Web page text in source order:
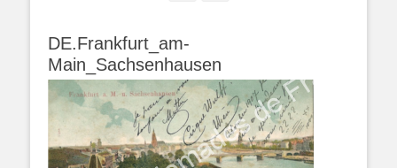
DE.Frankfurt_am-
Main_Sachsenhausen